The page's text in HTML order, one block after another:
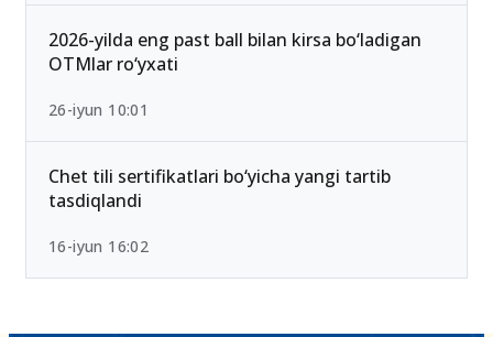
2026-yilda eng past ball bilan kirsa bo‘ladigan
OTMlar ro‘yxati
26-iyun 10:01
Chet tili sertifikatlari bo‘yicha yangi tartib
tasdiqlandi
16-iyun 16:02